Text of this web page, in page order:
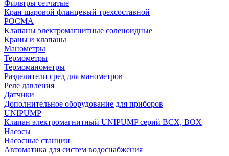
Фильтры сетчатые
Кран шаровой фланцевый трехсоставной
РОСМА
Клапаны электромагнитные соленоидные
Краны и клапаны
Манометры
Термометры
Термоманометры
Разделители сред для манометров
Реле давления
Датчики
Дополнительное оборудование для приборов
UNIPUMP
Клапан электромагнитный UNIPUMP серий BCX, BOX
Насосы
Насосные станции
Автоматика для систем водоснабжения